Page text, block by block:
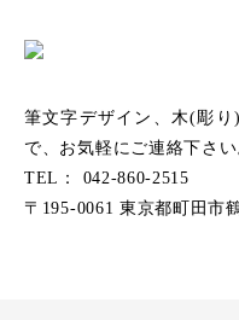
筆文字デザイン、木(彫り
で、お気軽にご連絡下さい
TEL： 042-860-2515
〒195-0061 東京都町田市